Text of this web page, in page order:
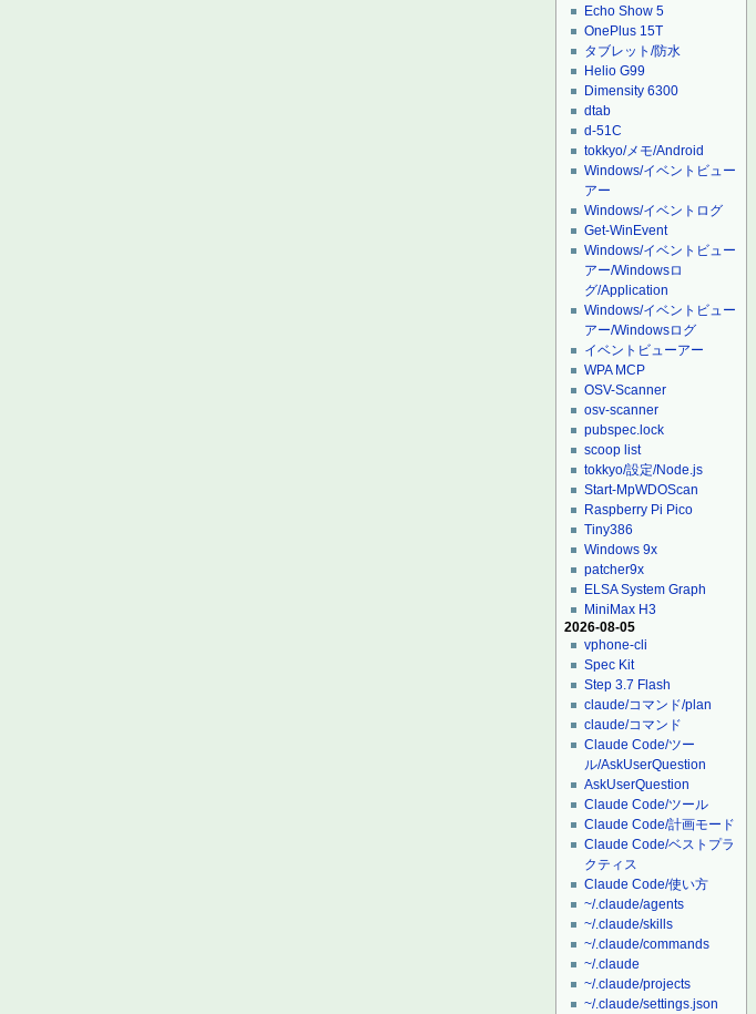
Echo Show 5
OnePlus 15T
タブレット/防水
Helio G99
Dimensity 6300
dtab
d-51C
tokkyo/メモ/Android
Windows/イベントビュー
アー
Windows/イベントログ
Get-WinEvent
Windows/イベントビュー
アー/Windowsロ
グ/Application
Windows/イベントビュー
アー/Windowsログ
イベントビューアー
WPA MCP
OSV-Scanner
osv-scanner
pubspec.lock
scoop list
tokkyo/設定/Node.js
Start-MpWDOScan
Raspberry Pi Pico
Tiny386
Windows 9x
patcher9x
ELSA System Graph
MiniMax H3
2026-08-05
vphone-cli
Spec Kit
Step 3.7 Flash
claude/コマンド/plan
claude/コマンド
Claude Code/ツー
ル/AskUserQuestion
AskUserQuestion
Claude Code/ツール
Claude Code/計画モード
Claude Code/ベストプラ
クティス
Claude Code/使い方
~/.claude/agents
~/.claude/skills
~/.claude/commands
~/.claude
~/.claude/projects
~/.claude/settings.json